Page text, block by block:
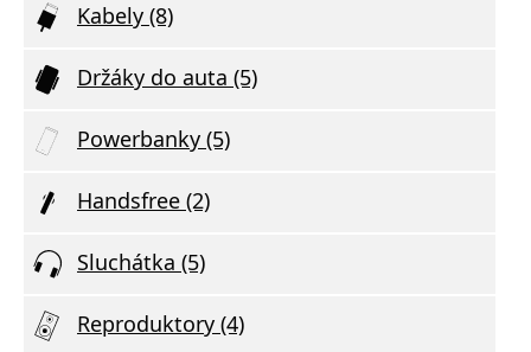
Kabely (8)
Držáky do auta (5)
Powerbanky (5)
Handsfree (2)
Sluchátka (5)
Reproduktory (4)